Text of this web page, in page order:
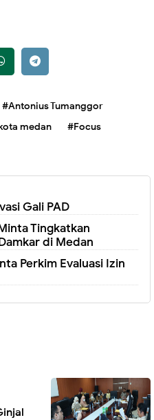
#Antonius Tumanggor
medan #Focus
Gali PAD
Tingkatkan
di Medan
Perkim Evaluasi Izin